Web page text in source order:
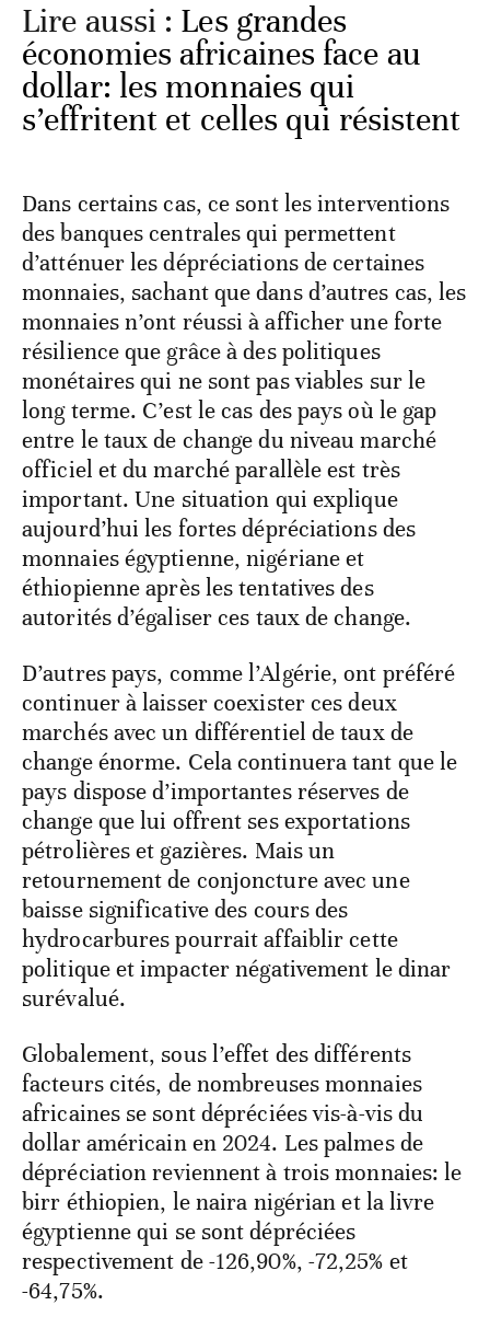
Lire aussi : Les grandes
économies africaines face au
dollar: les monnaies qui
s’effritent et celles qui résistent
Dans certains cas, ce sont les interventions
des banques centrales qui permettent
d’atténuer les dépréciations de certaines
monnaies, sachant que dans d’autres cas, les
monnaies n’ont réussi à afficher une forte
résilience que grâce à des politiques
monétaires qui ne sont pas viables sur le
long terme. C’est le cas des pays où le gap
entre le taux de change du niveau marché
officiel et du marché parallèle est très
important. Une situation qui explique
aujourd’hui les fortes dépréciations des
monnaies égyptienne, nigériane et
éthiopienne après les tentatives des
autorités d’égaliser ces taux de change.
D’autres pays, comme l’Algérie, ont préféré
continuer à laisser coexister ces deux
marchés avec un différentiel de taux de
change énorme. Cela continuera tant que le
pays dispose d’importantes réserves de
change que lui offrent ses exportations
pétrolières et gazières. Mais un
retournement de conjoncture avec une
baisse significative des cours des
hydrocarbures pourrait affaiblir cette
politique et impacter négativement le dinar
surévalué.
Globalement, sous l’effet des différents
facteurs cités, de nombreuses monnaies
africaines se sont dépréciées vis-à-vis du
dollar américain en 2024. Les palmes de
dépréciation reviennent à trois monnaies: le
birr éthiopien, le naira nigérian et la livre
égyptienne qui se sont dépréciées
respectivement de -126,90%, -72,25% et
-64,75%.